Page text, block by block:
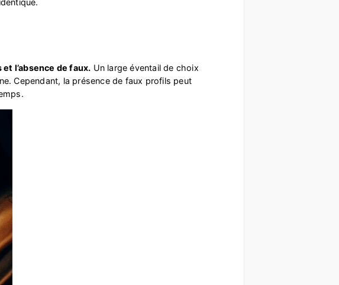
l’absence de faux. Un large éventail de choix
Cependant, la présence de faux profils peut